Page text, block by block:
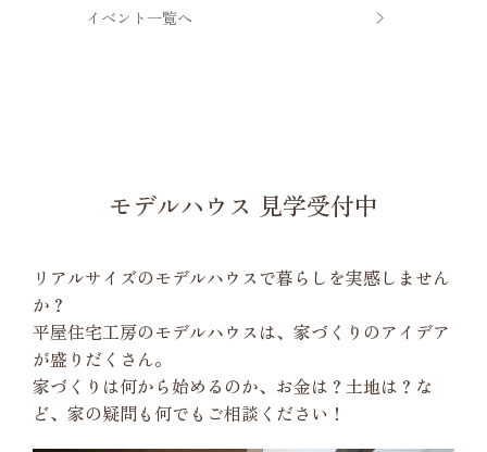
イベント一覧へ
モデルハウス 見学受付中
リアルサイズのモデルハウスで暮らしを実感しません
か？
平屋住宅工房のモデルハウスは、家づくりのアイデア
が盛りだくさん。
家づくりは何から始めるのか、お金は？土地は？な
ど、家の疑問も何でもご相談ください！